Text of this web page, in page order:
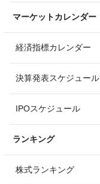
マーケットカレンダー
経済指標カレンダー
決算発表スケジュール
IPOスケジュール
ランキング
株式ランキング